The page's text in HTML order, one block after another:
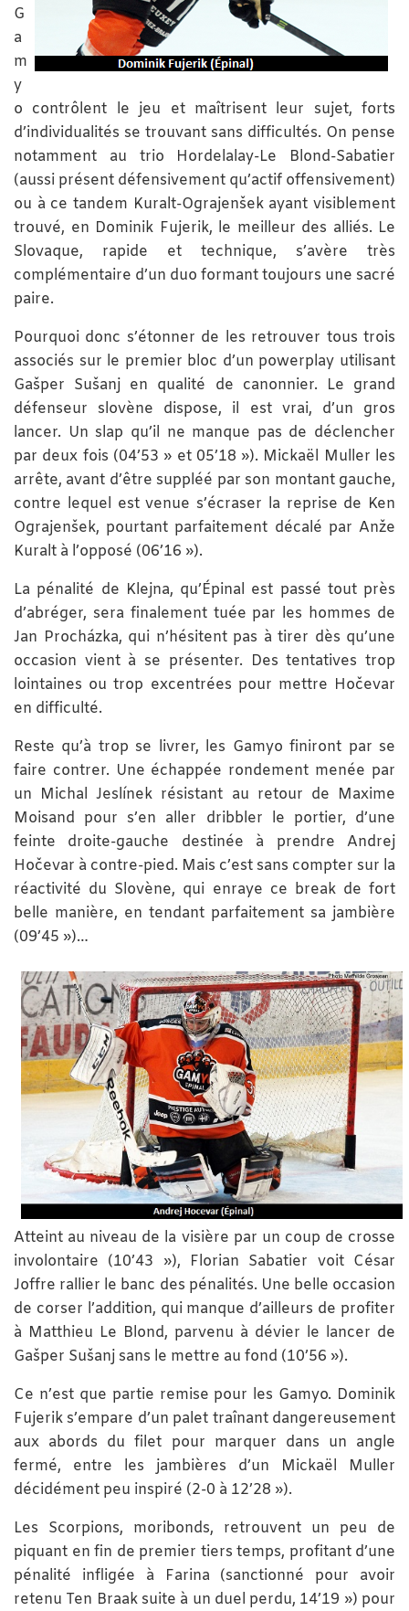
G
a
m
y
o contrôlent le jeu et maîtrisent leur sujet, forts
d’individualités se trouvant sans difficultés. On pense
notamment au trio Hordelalay-Le Blond-Sabatier
(aussi présent défensivement qu’actif offensivement)
ou à ce tandem Kuralt-Ograjenšek ayant visiblement
trouvé, en Dominik Fujerik, le meilleur des alliés. Le
Slovaque, rapide et technique, s’avère très
complémentaire d’un duo formant toujours une sacré
paire.
Pourquoi donc s’étonner de les retrouver tous trois
associés sur le premier bloc d’un powerplay utilisant
Gašper Sušanj en qualité de canonnier. Le grand
défenseur slovène dispose, il est vrai, d’un gros
lancer. Un slap qu’il ne manque pas de déclencher
par deux fois (04’53 » et 05’18 »). Mickaël Muller les
arrête, avant d’être suppléé par son montant gauche,
contre lequel est venue s’écraser la reprise de Ken
Ograjenšek, pourtant parfaitement décalé par Anže
Kuralt à l’opposé (06’16 »).
La pénalité de Klejna, qu’Épinal est passé tout près
d’abréger, sera finalement tuée par les hommes de
Jan Procházka, qui n’hésitent pas à tirer dès qu’une
occasion vient à se présenter. Des tentatives trop
lointaines ou trop excentrées pour mettre Hočevar
en difficulté.
Reste qu’à trop se livrer, les Gamyo finiront par se
faire contrer. Une échappée rondement menée par
un Michal Jeslínek résistant au retour de Maxime
Moisand pour s’en aller dribbler le portier, d’une
feinte droite-gauche destinée à prendre Andrej
Hočevar à contre-pied. Mais c’est sans compter sur la
réactivité du Slovène, qui enraye ce break de fort
belle manière, en tendant parfaitement sa jambière
(09’45 »)…
Atteint au niveau de la visière par un coup de crosse
involontaire (10’43 »), Florian Sabatier voit César
Joffre rallier le banc des pénalités. Une belle occasion
de corser l’addition, qui manque d’ailleurs de profiter
à Matthieu Le Blond, parvenu à dévier le lancer de
Gašper Sušanj sans le mettre au fond (10’56 »).
Ce n’est que partie remise pour les Gamyo. Dominik
Fujerik s’empare d’un palet traînant dangereusement
aux abords du filet pour marquer dans un angle
fermé, entre les jambières d’un Mickaël Muller
décidément peu inspiré (2-0 à 12’28 »).
Les Scorpions, moribonds, retrouvent un peu de
piquant en fin de premier tiers temps, profitant d’une
pénalité infligée à Farina (sanctionné pour avoir
retenu Ten Braak suite à un duel perdu, 14’19 ») pour